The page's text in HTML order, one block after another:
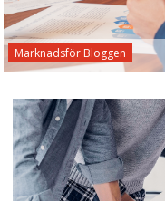
Marknadsför Bloggen